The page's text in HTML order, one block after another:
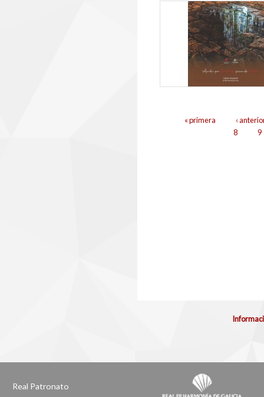
Páginas« primera
‹
8
9
Real Patronato